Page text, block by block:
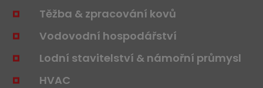
Těžba & zpracování kovů
Vodovodní hospodářství
Lodní stavitelství & námořní průmysl
HVAC